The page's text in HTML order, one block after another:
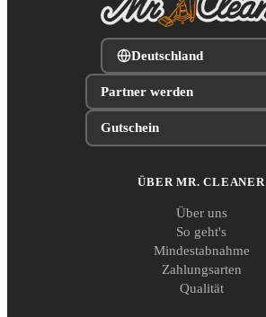
Deutschland
Partner werden
Gutschein
ÜBER MR. CLEANER
Über uns
So geht's
Mindestabnahme
Zahlungsarten
Qualität